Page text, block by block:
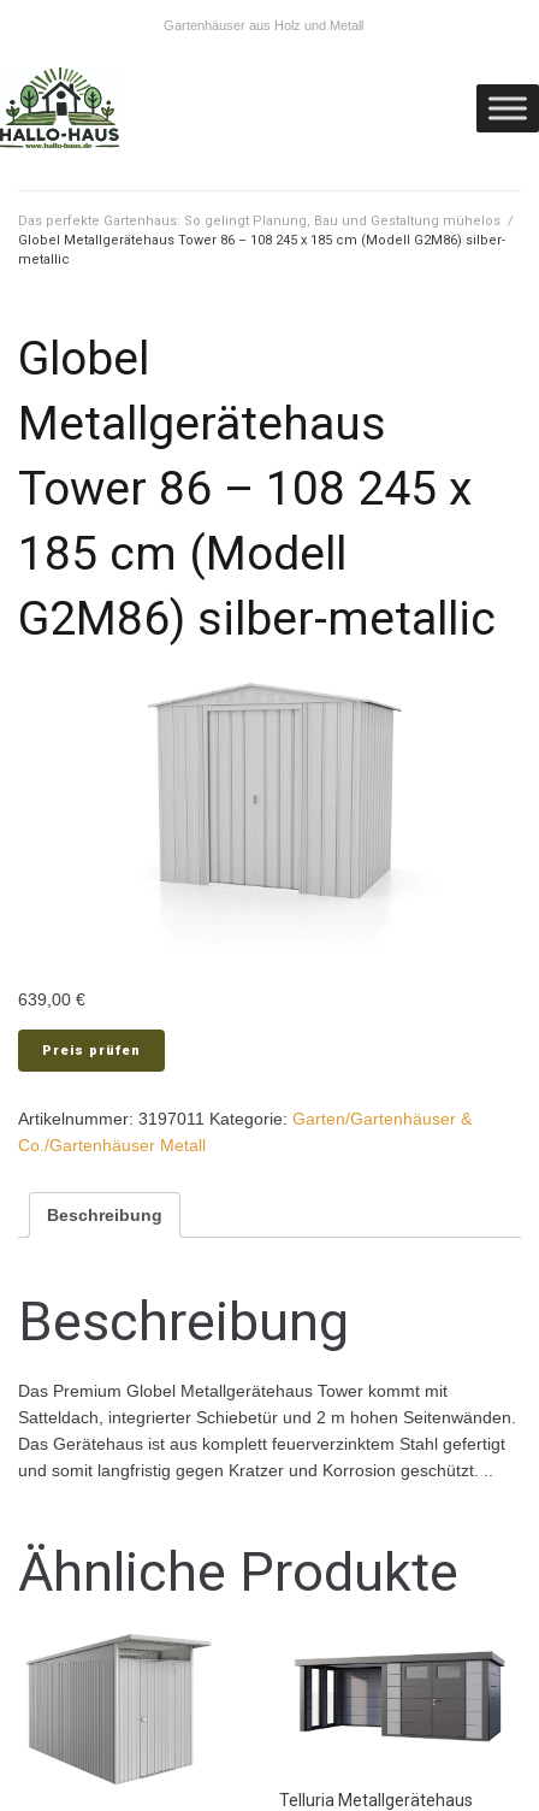
Gartenhäuser aus Holz und Metall
Das perfekte Gartenhaus: So gelingt Planung, Bau und Gestaltung mühelos /
Globel Metallgerätehaus Tower 86 – 108 245 x 185 cm (Modell G2M86) silber-
metallic
Globel
Metallgerätehaus
Tower 86 – 108 245 x
185 cm (Modell
G2M86) silber-metallic
639,00 €
Preis prüfen
Artikelnummer: 3197011 Kategorie: Garten/Gartenhäuser &
Co./Gartenhäuser Metall
Beschreibung
Beschreibung
Das Premium Globel Metallgerätehaus Tower kommt mit
Satteldach, integrierter Schiebetür und 2 m hohen Seitenwänden.
Das Gerätehaus ist aus komplett feuerverzinktem Stahl gefertigt
und somit langfristig gegen Kratzer und Korrosion geschützt. ..
Ähnliche Produkte
Telluria Metallgerätehaus